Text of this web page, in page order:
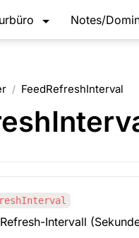
Notes/
/ FeedRefreshInterval
Refresh-Intervall